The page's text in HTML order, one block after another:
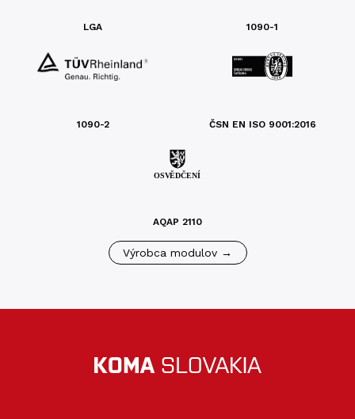
LGA 1090-1
1090-2 ČSN EN ISO 9001:2016
AQAP 2110
Výrobca modulov →